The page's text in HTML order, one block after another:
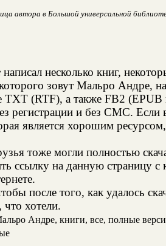
автора в Большой универсальной
написал несколько книг,
зовут Мальро Андре,
TXT (RTF), а также FB2
регистрации и без СМС.
является хорошим
тоже могли полностью
ссылку на данную страницу
после того, как удалось
хотели.
Андре, книги, все, полные